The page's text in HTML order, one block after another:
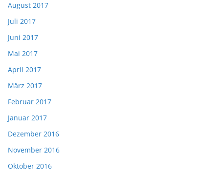
August 2017
Juli 2017
Juni 2017
Mai 2017
April 2017
März 2017
Februar 2017
Januar 2017
Dezember 2016
November 2016
Oktober 2016